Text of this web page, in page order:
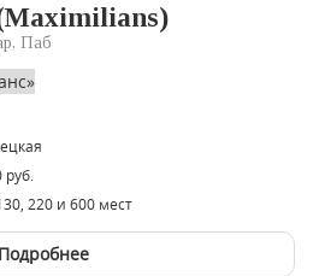
Паб
220 и 600 мест
Подробнее